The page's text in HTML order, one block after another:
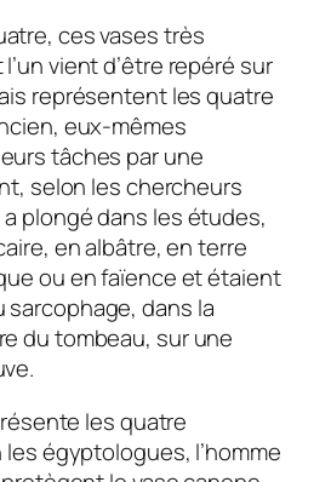
ces vases très
vient d’être repéré sur
représentent les quatre
eux-mêmes
tâches par une
selon les chercheurs
plongé dans les études,
en albâtre, en terre
ou en faïence et étaient
dans la
du tombeau, sur une
les quatre
égyptologues, l’homme